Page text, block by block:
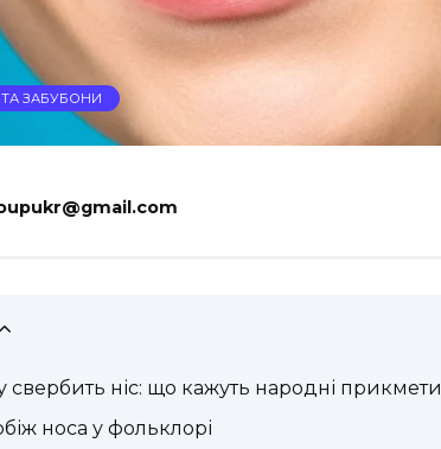
ЗАБУБОНИ
свербить ніс: що кажуть народні прикмети
носа у фольклорі